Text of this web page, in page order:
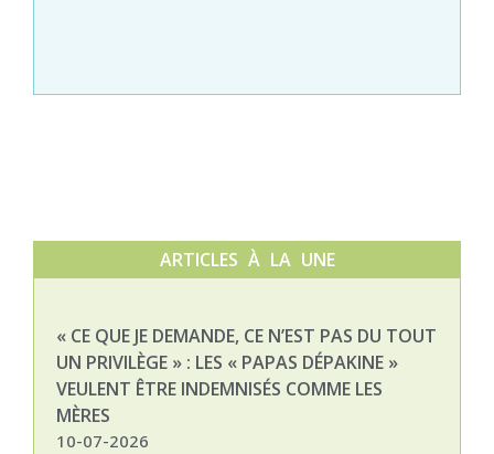
ARTICLES À LA UNE
« CE QUE JE DEMANDE, CE N’EST PAS DU TOUT
UN PRIVILÈGE » : LES « PAPAS DÉPAKINE »
VEULENT ÊTRE INDEMNISÉS COMME LES
MÈRES
10-07-2026